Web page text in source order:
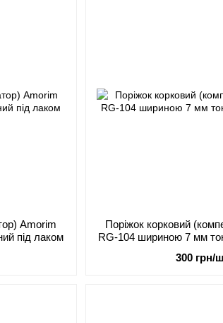
Amorim
під лаком
Поріжок корковий
RG-104 шириною 7 мм
300 грн/